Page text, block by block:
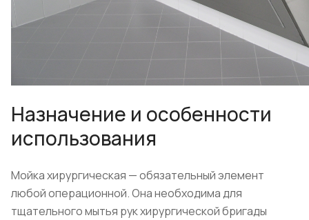
Назначение и особенности
использования
Мойка хирургическая — обязательный элемент
любой операционной. Она необходима для
тщательного мытья рук хирургической бригады